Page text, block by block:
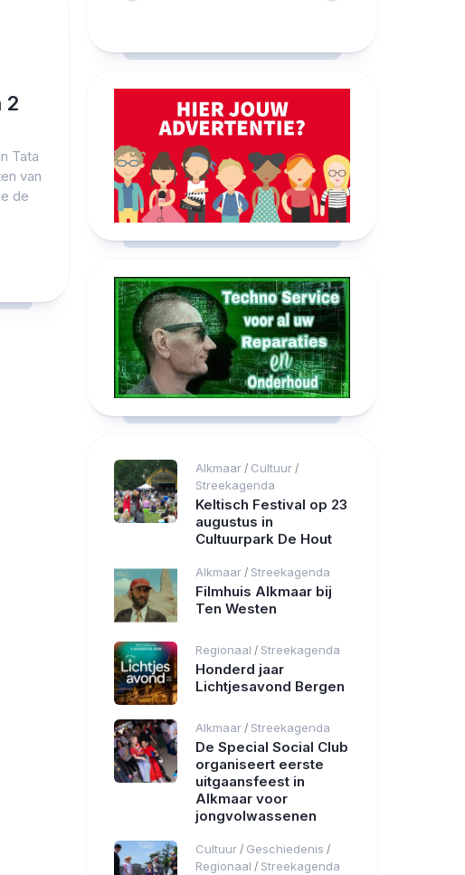
2
Tata
van
de
Alkmaar / Cultuur /
Streekagenda
Keltisch Festival op 23
augustus in
Cultuurpark De Hout
Alkmaar / Streekagenda
Filmhuis Alkmaar bij
Ten Westen
Regionaal / Streekagenda
Honderd jaar
Lichtjesavond Bergen
Alkmaar / Streekagenda
De Special Social Club
organiseert eerste
uitgaansfeest in
Alkmaar voor
jongvolwassenen
Cultuur / Geschiedenis /
Regionaal / Streekagenda